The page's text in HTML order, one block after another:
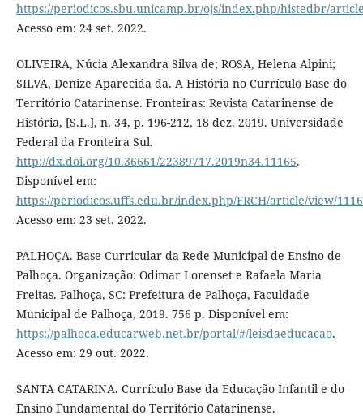
https://periodicos.sbu.unicamp.br/ojs/index.php/histedbr/
Acesso em: 24 set. 2022.
OLIVEIRA, Núcia Alexandra Silva de; ROSA, Helena Alpini;
SILVA, Denize Aparecida da. A História no Currículo Base do
Território Catarinense. Fronteiras: Revista Catarinense de
História, [S.L.], n. 34, p. 196-212, 18 dez. 2019. Universidade
Federal da Fronteira Sul.
http://dx.doi.org/10.36661/22389717.2019n34.11165.
Disponível em:
https://periodicos.uffs.edu.br/index.php/FRCH/article/view/
Acesso em: 23 set. 2022.
PALHOÇA. Base Curricular da Rede Municipal de Ensino de
Palhoça. Organização: Odimar Lorenset e Rafaela Maria
Freitas. Palhoça, SC: Prefeitura de Palhoça, Faculdade
Municipal de Palhoça, 2019. 756 p. Disponível em:
https://palhoca.educarweb.net.br/portal/#/leisdaeducacao.
Acesso em: 29 out. 2022.
SANTA CATARINA. Currículo Base da Educação Infantil e do
Ensino Fundamental do Território Catarinense.